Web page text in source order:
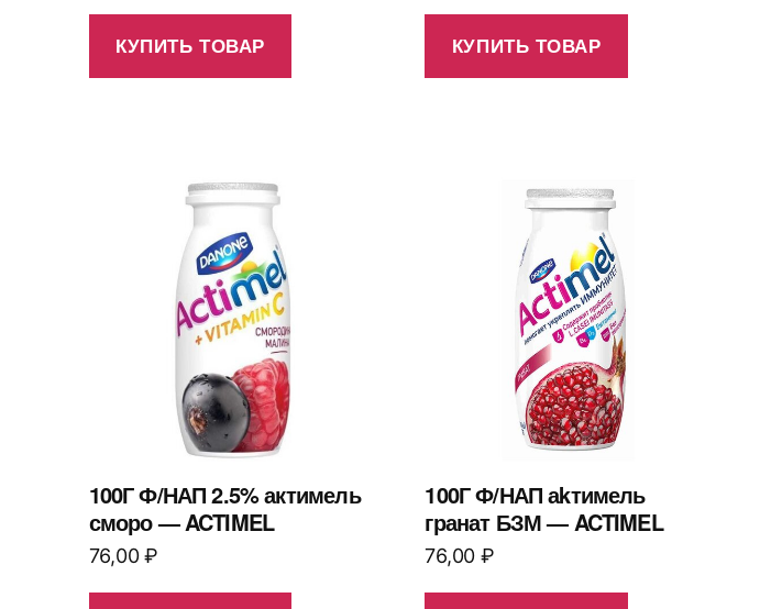
КУПИТЬ ТОВАР КУПИТЬ ТОВАР
100Г Ф/НАП 2.5% актимель
сморо — ACTIMEL
76,00₽
100Г Ф/НАП аkтимель
гранат БЗМ — ACTIMEL
76,00 ₽